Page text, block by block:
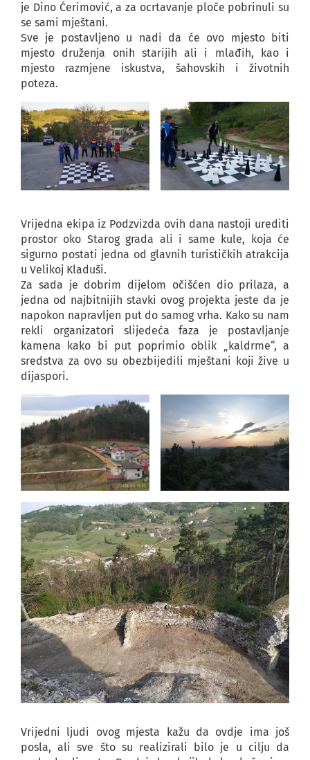
je Dino Ćerimović, a za ocrtavanje ploče pobrinuli su
se sami mještani.
Sve je postavljeno u nadi da će ovo mjesto biti
mjesto druženja onih starijih ali i mlađih, kao i
mjesto razmjene iskustva, šahovskih i životnih
poteza.
Vrijedna ekipa iz Podzvizda ovih dana nastoji urediti
prostor oko Starog grada ali i same kule, koja će
sigurno postati jedna od glavnih turističkih atrakcija
u Velikoj Kladuši.
Za sada je dobrim dijelom očišćen dio prilaza, a
jedna od najbitnijih stavki ovog projekta jeste da je
napokon napravljen put do samog vrha. Kako su nam
rekli organizatori slijedeća faza je postavljanje
kamena kako bi put poprimio oblik „kaldrme“, a
sredstva za ovo su obezbijedili mještani koji žive u
dijaspori.
Vrijedni ljudi ovog mjesta kažu da ovdje ima još
posla, ali sve što su realizirali bilo je u cilju da